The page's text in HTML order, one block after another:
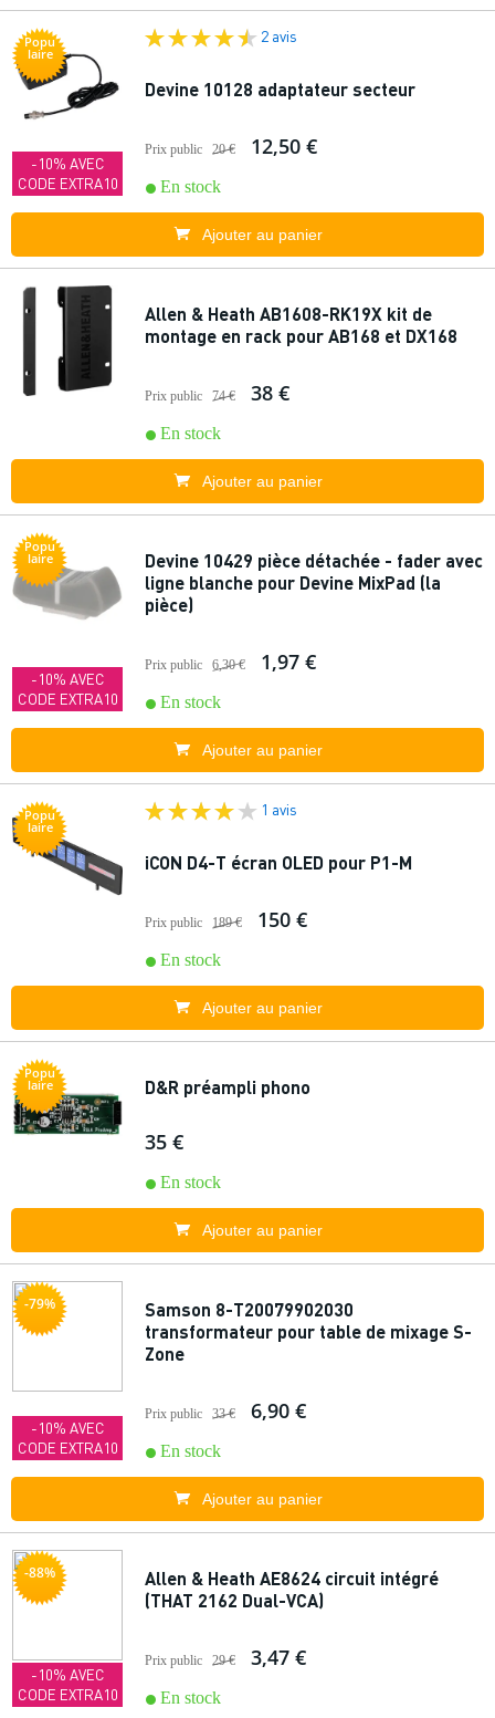
Popu
laire
-10% AVEC
CODE EXTRA10
2 avis
Devine 10128 adaptateur secteur
Prix public 20 € 12,50 €
En stock
Ajouter au panier
Allen & Heath AB1608-RK19X kit de
montage en rack pour AB168 et DX168
Prix public 74 € 38 €
En stock
Ajouter au panier
Popu
laire
-10% AVEC
CODE EXTRA10
Devine 10429 pièce détachée - fader avec
ligne blanche pour Devine MixPad (la
pièce)
Prix public 6,30 € 1,97 €
En stock
Ajouter au panier
Popu
laire
1 avis
iCON D4-T écran OLED pour P1-M
Prix public 189 € 150 €
En stock
Ajouter au panier
Popu
laire D&R préampli phono
35 €
En stock
Ajouter au panier
-79%
-10% AVEC
CODE EXTRA10
Samson 8-T20079902030
transformateur pour table de mixage S-
Zone
Prix public 33 € 6,90 €
En stock
Ajouter au panier
-88%
-10% AVEC
CODE EXTRA10
Allen & Heath AE8624 circuit intégré
(THAT 2162 Dual-VCA)
Prix public 29 € 3,47 €
En stock